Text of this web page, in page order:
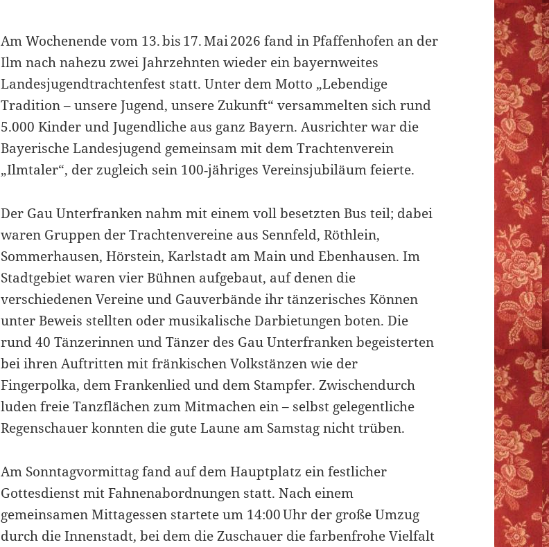
Am Wochenende vom 13. bis 17. Mai 2026 fand in Pfaffenhofen an der
Ilm nach nahezu zwei Jahrzehnten wieder ein bayernweites
Landesjugendtrachtenfest statt. Unter dem Motto „Lebendige
Tradition – unsere Jugend, unsere Zukunft“ versammelten sich rund
5.000 Kinder und Jugendliche aus ganz Bayern. Ausrichter war die
Bayerische Landesjugend gemeinsam mit dem Trachtenverein
„Ilmtaler“, der zugleich sein 100‑jähriges Vereinsjubiläum feierte.
Der Gau Unterfranken nahm mit einem voll besetzten Bus teil; dabei
waren Gruppen der Trachtenvereine aus Sennfeld, Röthlein,
Sommerhausen, Hörstein, Karlstadt am Main und Ebenhausen. Im
Stadtgebiet waren vier Bühnen aufgebaut, auf denen die
verschiedenen Vereine und Gauverbände ihr tänzerisches Können
unter Beweis stellten oder musikalische Darbietungen boten. Die
rund 40 Tänzerinnen und Tänzer des Gau Unterfranken begeisterten
bei ihren Auftritten mit fränkischen Volkstänzen wie der
Fingerpolka, dem Frankenlied und dem Stampfer. Zwischendurch
luden freie Tanzflächen zum Mitmachen ein – selbst gelegentliche
Regenschauer konnten die gute Laune am Samstag nicht trüben.
Am Sonntagvormittag fand auf dem Hauptplatz ein festlicher
Gottesdienst mit Fahnenabordnungen statt. Nach einem
gemeinsamen Mittagessen startete um 14:00 Uhr der große Umzug
durch die Innenstadt, bei dem die Zuschauer die farbenfrohe Vielfalt